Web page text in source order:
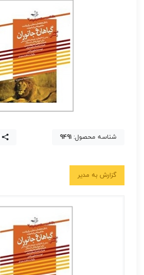
شناسه محصول: 9491
گزارش به مدیر